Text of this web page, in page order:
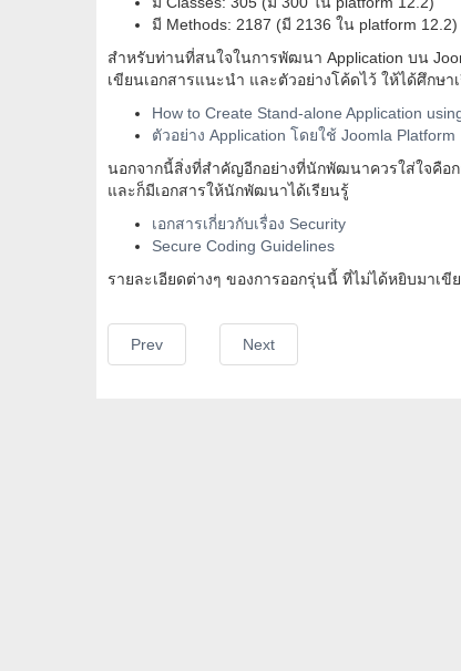
มี Methods: 2187 (มี 2136 ใน platform 12.2)
สำหรับท่านที่สนใจในการพัฒนา Application บน
เขียนเอกสารแนะนำ และตัวอย่างโค้ดไว้ ให้ได้ศึกษ
How to Create Stand-alone Application
ตัวอย่าง Application โดยใช้ Joomla Platform
นอกจากนี้สิ่งที่สำคัญอีกอย่างที่นักพัฒนาควรใส่ใจคือ
และก็มีเอกสารให้นักพัฒนาได้เรียนรู้
เอกสารเกี่ยวกับเรื่อง Security
Secure Coding Guidelines
รายละเอียดต่างๆ ของการออกรุ่นนี้ ที่ไม่ได้หยิบมาเ
Prev Next